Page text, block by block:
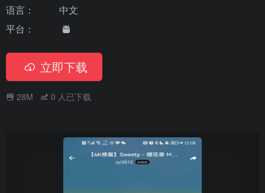
语言：
中文
平台：
立即下载
28M 0 人已下载